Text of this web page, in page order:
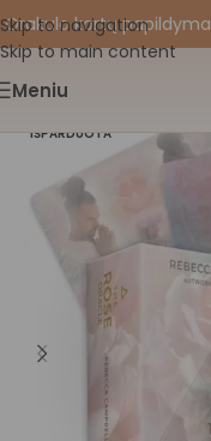
Skip to navigation
Skip to main content
kortų papildymas•
Meniu
IŠPARDUOTA